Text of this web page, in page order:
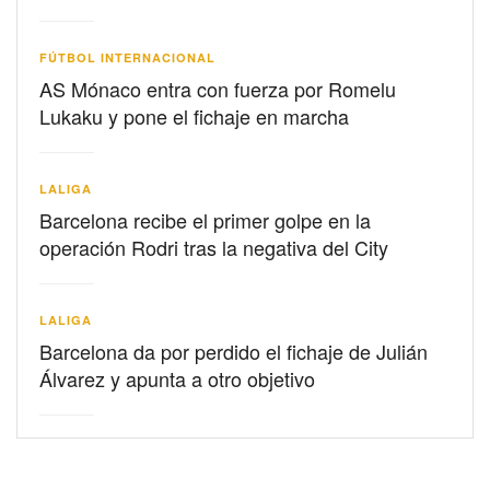
FÚTBOL INTERNACIONAL
AS Mónaco entra con fuerza por Romelu
Lukaku y pone el fichaje en marcha
LALIGA
Barcelona recibe el primer golpe en la
operación Rodri tras la negativa del City
LALIGA
Barcelona da por perdido el fichaje de Julián
Álvarez y apunta a otro objetivo